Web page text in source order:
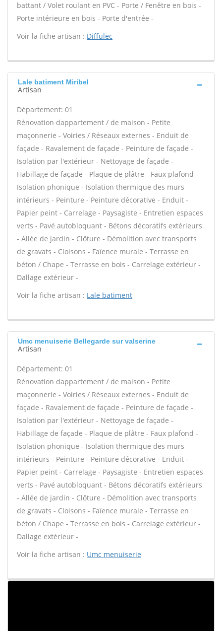
battant / Volet roulant en PVC - Porte / Fenêtre en bois -
Porte intérieure en bois - Porte d'entrée -
Voir la fiche artisan : Diffulec
Lale batiment Miribel
Artisan
Département: 01
Rénovation dappartement / de maison - Petite
maçonnerie - Voiries / Réseaux externes - Enduit de
façade - Ravalement de façade - Peinture de façade -
Isolation par l'extérieur - Nettoyage de façade -
Habillage de façade - Plaque de plâtre - Faux plafond -
Isolation phonique - Isolation thermique des murs
intérieurs - Peinture - Peinture décorative - Enduit -
Papier peint - Carrelage - Paysagiste - Entretien espaces
verts - Pavé autobloquant - Bétons décoratifs extérieurs
- Allée de jardin - Clôture - Démolition avec transports
de gravats - Cloisons - Faïence murale - Terrasse en
béton / Chape - Terrasse en bois - Carrelage extérieur -
Dallage extérieur -
Voir la fiche artisan : Lale batiment
Umc menuiserie Bellegarde sur valserine
Artisan
Département: 01
Rénovation dappartement / de maison - Petite
maçonnerie - Voiries / Réseaux externes - Enduit de
façade - Ravalement de façade - Peinture de façade -
Isolation par l'extérieur - Nettoyage de façade -
Habillage de façade - Plaque de plâtre - Faux plafond -
Isolation phonique - Isolation thermique des murs
intérieurs - Peinture - Peinture décorative - Enduit -
Papier peint - Carrelage - Paysagiste - Entretien espaces
verts - Pavé autobloquant - Bétons décoratifs extérieurs
- Allée de jardin - Clôture - Démolition avec transports
de gravats - Cloisons - Faïence murale - Terrasse en
béton / Chape - Terrasse en bois - Carrelage extérieur -
Dallage extérieur -
Voir la fiche artisan : Umc menuiserie